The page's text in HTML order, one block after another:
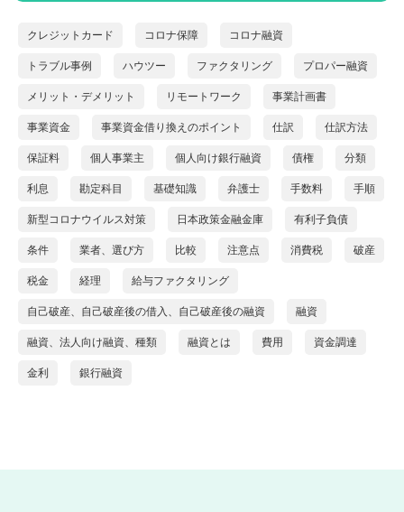
クレジットカード コロナ保障 コロナ融資
トラブル事例 ハウツー ファクタリング プロパー融資
メリット・デメリット リモートワーク 事業計画書
事業資金 事業資金借り換えのポイント 仕訳 仕訳方法
保証料 個人事業主 個人向け銀行融資 債権 分類
利息 勘定科目 基礎知識 弁護士 手数料 手順
新型コロナウイルス対策 日本政策金融金庫 有利子負債
条件 業者、選び方 比較 注意点 消費税 破産
税金 経理 給与ファクタリング
自己破産、自己破産後の借入、自己破産後の融資 融資
融資、法人向け融資、種類 融資とは 費用 資金調達
金利 銀行融資